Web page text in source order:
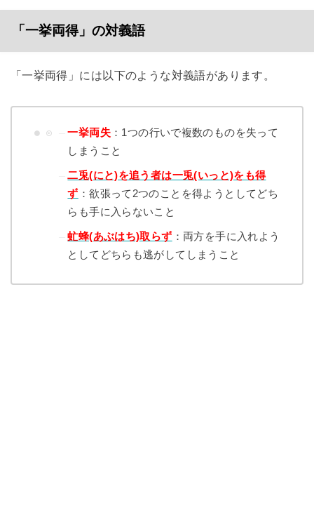
「一挙両得」の対義語
「一挙両得」には以下のような対義語があります。
一挙両失：1つの行いで複数のものを失って
しまうこと
二兎(にと)を追う者は一兎(いっと)をも得
ず ：欲張って2つのことを得ようとしてどち
らも手に入らないこと
虻蜂(あぶはち)取らず ：両方を手に入れよう
としてどちらも逃がしてしまうこと